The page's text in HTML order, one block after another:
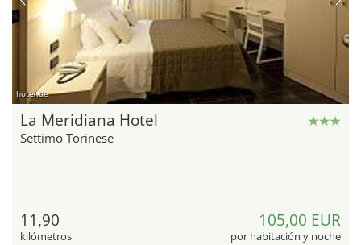
hotel.de
La Meridiana Hotel
Settimo Torinese
11,90
kilómetros
105,00 EUR
por habitación y noche